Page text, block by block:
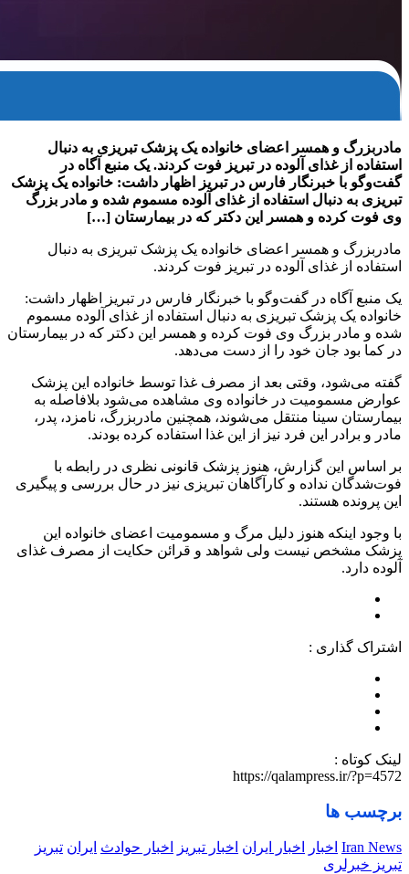
مادربزرگ و همسر اعضای خانواده یک پزشک تبریزی به دنبال
استفاده از غذای آلوده در تبریز فوت کردند. یک منبع آگاه در
گفت‌و‌گو با خبرنگار فارس در تبریز اظهار داشت: خانواده یک پزشک
تبریزی به دنبال استفاده از غذای آلوده مسموم شده و مادر بزرگ
وی فوت کرده و همسر این دکتر که در بیمارستان […]
مادربزرگ و همسر اعضای خانواده یک پزشک تبریزی به دنبال
استفاده از غذای آلوده در تبریز فوت کردند.
یک منبع آگاه در گفت‌و‌گو با خبرنگار فارس در تبریز اظهار داشت:
خانواده یک پزشک تبریزی به دنبال استفاده از غذای آلوده مسموم
شده و مادر بزرگ وی فوت کرده و همسر این دکتر که در بیمارستان
در کما بود جان خود را از دست می‌دهد.
گفته می‌شود، وقتی بعد از مصرف غذا توسط خانواده این پزشک
عوارض مسمومیت در خانواده وی مشاهده می‌شود بلافاصله به
بیمارستان سینا منتقل می‌شوند، همچنین مادربزرگ، نامزد، پدر،
مادر و برادر این فرد نیز از این غذا استفاده کرده‌ بودند.
بر اساس این گزارش، هنوز پزشک قانونی نظری در رابطه با
فوت‌شدگان نداده و کارآگاهان تبریزی نیز در حال بررسی و پیگیری
این پرونده هستند.
با وجود اینکه هنوز دلیل مرگ و مسمومیت اعضای خانواده این
پزشک مشخص نیست ولی شواهد و قرائن حکایت از مصرف غذای
آلوده دارد.
اشتراک گذاری :
لینک کوتاه :
https://qalampress.ir/?p=4572
برچسب ها
Iran News اخبار اخبار ایران اخبار تبریز اخبار حوادث ایران تبریز
تبریز خبرلری